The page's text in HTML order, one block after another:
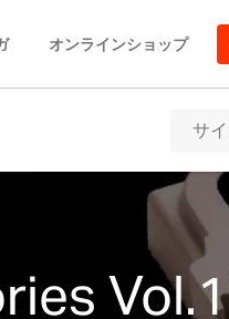
オンラインショップ
Vol.1